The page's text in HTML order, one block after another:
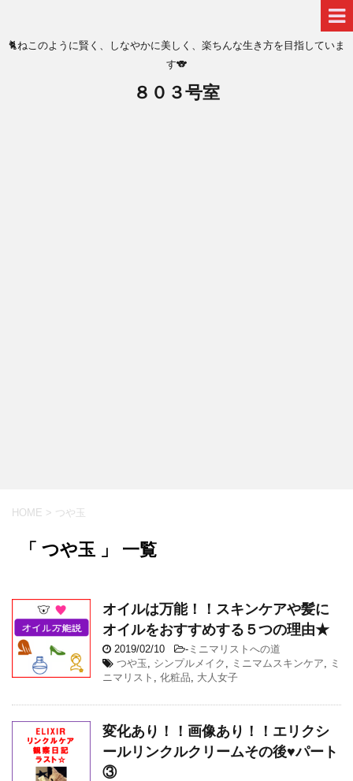
🐈ねこのように賢く、しなやかに美しく、楽ちんな生き方を目指していま
す🐨
８０３号室
HOME > つや玉
「 つや玉 」 一覧
オイルは万能！！スキンケアや髪に
オイルをおすすめする５つの理由★
2019/02/10 - ミニマリストへの道
つや玉
シンプルメイク ミニマムスキンケア
ミ
ニマリスト
化粧品 大人女子
変化あり！！画像あり！！エリクシ
ールリンクルクリームその後♥パート
③